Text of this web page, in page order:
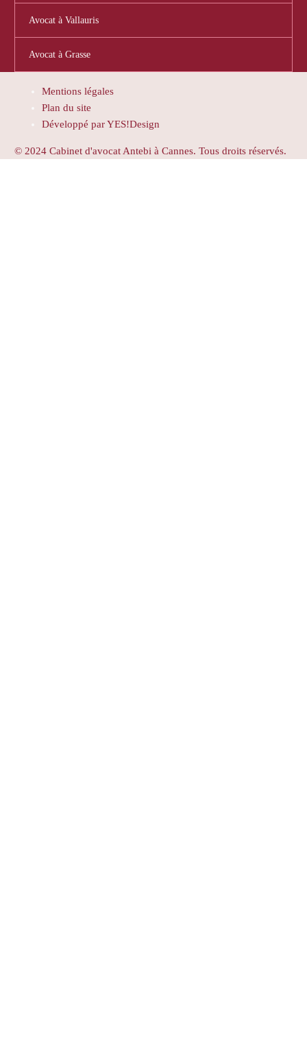
Avocat à Vallauris
Avocat à Grasse
Mentions légales
Plan du site
Développé par YES!Design
© 2024 Cabinet d'avocat Antebi à Cannes. Tous droits réservés.